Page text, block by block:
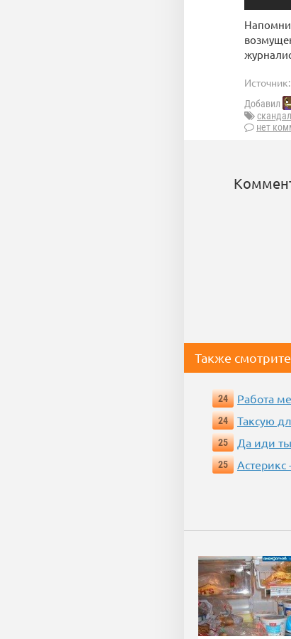
Источник:
Добавил
скандал
нет
Также
24 Работа
24
Таксую
25
Да иди
25
Астерикс